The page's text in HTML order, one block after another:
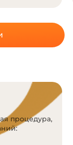
процедура,